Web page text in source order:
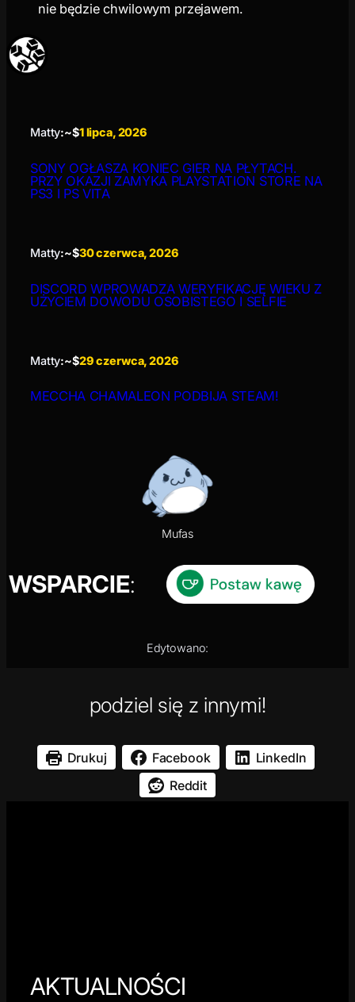
nie będzie chwilowym przejawem.
Matty:~$1 lipca, 2026
SONY OGŁASZA KONIEC GIER NA PŁYTACH.
PRZY OKAZJI ZAMYKA PLAYSTATION STORE NA
PS3 I PS VITA
Matty:~$30 czerwca, 2026
DISCORD WPROWADZA WERYFIKACJĘ WIEKU Z
UŻYCIEM DOWODU OSOBISTEGO I SELFIE
Matty:~$29 czerwca, 2026
MECCHA CHAMALEON PODBIJA STEAM!
Mufas
WSPARCIE:
Edytowano:
podziel się z innymi!
Drukuj Facebook
LinkedIn
Reddit
AKTUALNOŚCI